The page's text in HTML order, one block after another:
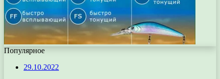
Популярное
29.10.2022